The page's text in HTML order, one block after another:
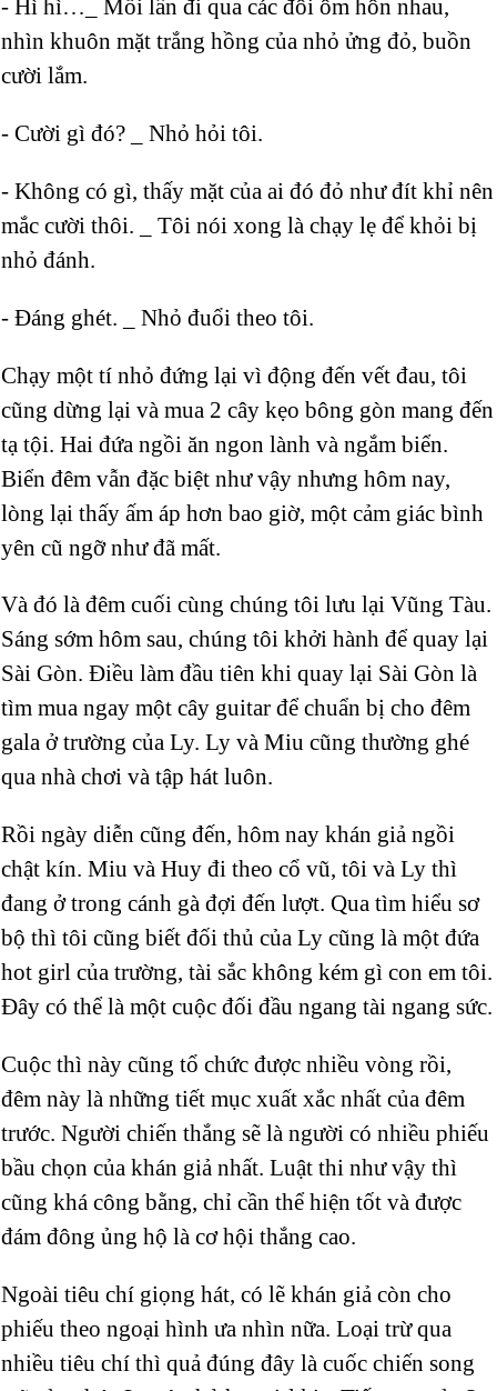
- Hì hì…_ Mỗi lần đi qua các đôi ôm hôn nhau,
nhìn khuôn mặt trắng hồng của nhỏ ửng đỏ, buồn
cười lắm.
- Cười gì đó? _ Nhỏ hỏi tôi.
- Không có gì, thấy mặt của ai đó đỏ như đít khỉ nên
mắc cười thôi. _ Tôi nói xong là chạy lẹ để khỏi bị
nhỏ đánh.
- Đáng ghét. _ Nhỏ đuổi theo tôi.
Chạy một tí nhỏ đứng lại vì động đến vết đau, tôi
cũng dừng lại và mua 2 cây kẹo bông gòn mang đến
tạ tội. Hai đứa ngồi ăn ngon lành và ngắm biển.
Biển đêm vẫn đặc biệt như vậy nhưng hôm nay,
lòng lại thấy ấm áp hơn bao giờ, một cảm giác bình
yên cũ ngỡ như đã mất.
Và đó là đêm cuối cùng chúng tôi lưu lại Vũng Tàu.
Sáng sớm hôm sau, chúng tôi khởi hành để quay lại
Sài Gòn. Điều làm đầu tiên khi quay lại Sài Gòn là
tìm mua ngay một cây guitar để chuẩn bị cho đêm
gala ở trường của Ly. Ly và Miu cũng thường ghé
qua nhà chơi và tập hát luôn.
Rồi ngày diễn cũng đến, hôm nay khán giả ngồi
chật kín. Miu và Huy đi theo cổ vũ, tôi và Ly thì
đang ở trong cánh gà đợi đến lượt. Qua tìm hiểu sơ
bộ thì tôi cũng biết đối thủ của Ly cũng là một đứa
hot girl của trường, tài sắc không kém gì con em tôi.
Đây có thể là một cuộc đối đầu ngang tài ngang sức.
Cuộc thì này cũng tổ chức được nhiều vòng rồi,
đêm này là những tiết mục xuất xắc nhất của đêm
trước. Người chiến thắng sẽ là người có nhiều phiếu
bầu chọn của khán giả nhất. Luật thi như vậy thì
cũng khá công bằng, chỉ cần thể hiện tốt và được
đám đông ủng hộ là cơ hội thắng cao.
Ngoài tiêu chí giọng hát, có lẽ khán giả còn cho
phiếu theo ngoại hình ưa nhìn nữa. Loại trừ qua
nhiều tiêu chí thì quả đúng đây là cuốc chiến song